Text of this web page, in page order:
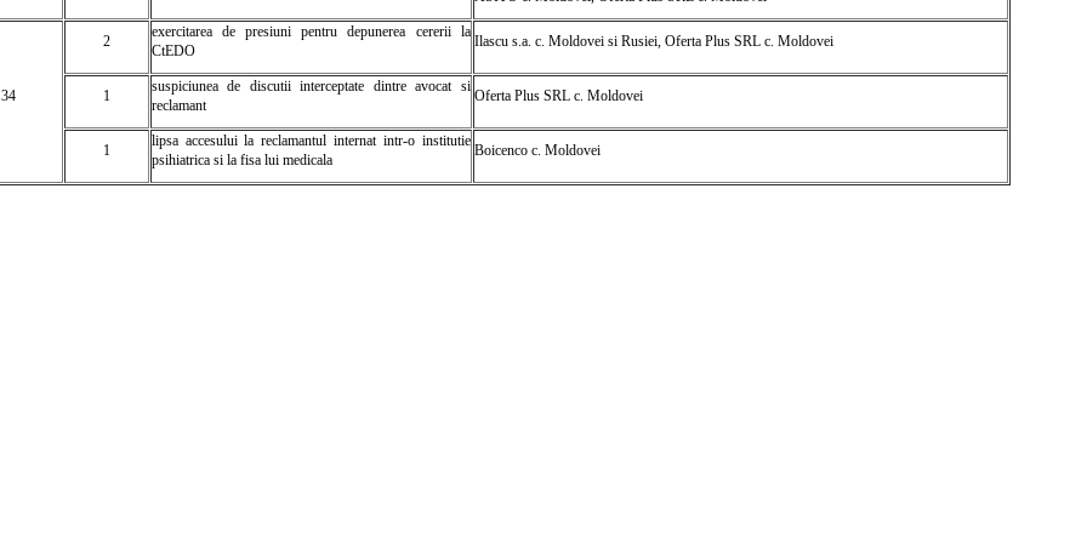
2
exercitarea de presiuni pentru depunerea cererii la
CtEDO
Ilascu s.a. c. Moldovei si Rusiei, Oferta Plus SRL c. Moldovei
1
suspiciunea de discutii interceptate dintre avocat si
reclamant
Oferta Plus SRL c. Moldovei
1
lipsa accesului la reclamantul internat intr-o institutie
psihiatrica si la fisa lui medicala
Boicenco c. Moldovei